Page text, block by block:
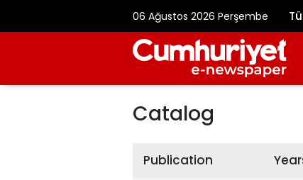
06 Ağustos 2026 Perşembe
Catalog
Publication